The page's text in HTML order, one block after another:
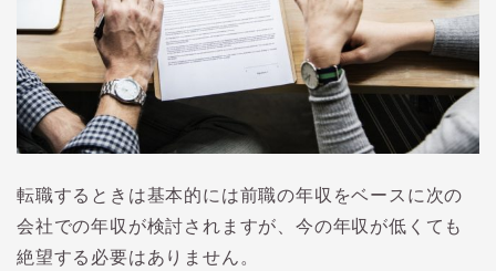
転職するときは基本的には前職の年収をベースに次の
会社での年収が検討されますが、今の年収が低くても
絶望する必要はありません。